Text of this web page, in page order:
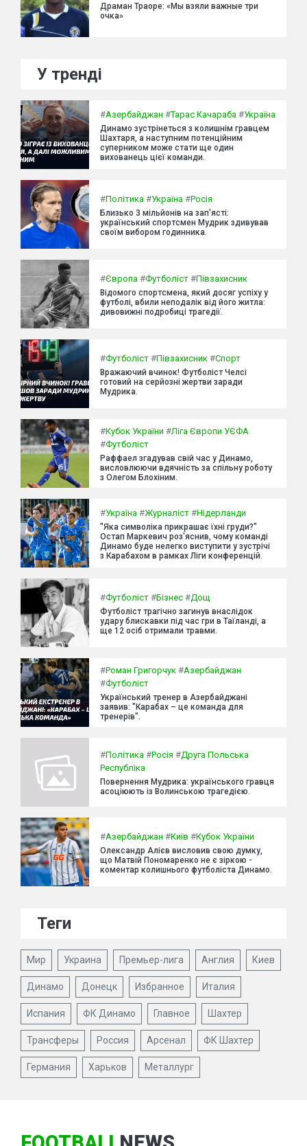
Драман Траоре: «Мы взяли важные три
очка»
У тренді
#Азербайджан #Тарас Качараба #Україна
Динамо зустрінеться з колишнім гравцем
Шахтаря, а наступним потенційним
суперником може стати ще один
вихованець цієї команди.
#Політика #Україна #Росія
Близько 3 мільйонів на зап'ясті:
український спортсмен Мудрик здивував
своїм вибором годинника.
#Європа #Футболіст #Півзахисник
Відомого спортсмена, який досяг успіху у
футболі, вбили неподалік від його житла:
дивовижні подробиці трагедії.
#Футболіст #Півзахисник #Спорт
Вражаючий вчинок! Футболіст Челсі
готовий на серйозні жертви заради
Мудрика.
#Кубок України #Ліга Європи УЄФА
#Футболіст
Раффаел згадував свій час у Динамо,
висловлюючи вдячність за спільну роботу
з Олегом Блохіним.
#Україна #Журналіст #Нідерланди
"Яка символіка прикрашає їхні груди?"
Остап Маркевич роз'яснив, чому команді
Динамо буде нелегко виступити у зустрічі
з Карабахом в рамках Ліги конференцій.
#Футболіст #Бізнес #Дощ
Футболіст трагічно загинув внаслідок
удару блискавки під час гри в Таїланді, а
ще 12 осіб отримали травми.
#Роман Григорчук #Азербайджан
#Футболіст
Український тренер в Азербайджані
заявив: "Карабах – це команда для
тренерів".
#Політика #Росія #Друга Польська
Республіка
Повернення Мудрика: українського гравця
асоціюють із Волинською трагедією.
#Азербайджан #Київ #Кубок України
Олександр Алієв висловив свою думку,
що Матвій Пономаренко не є зіркою -
коментар колишнього футболіста Динамо.
Теги
Мир Украина Премьер-лига Англия Киев
Динамо Донецк Избранное Италия
Испания ФК Динамо Главное Шахтер
Трансферы Россия Арсенал ФК Шахтер
Германия Харьков Металлург